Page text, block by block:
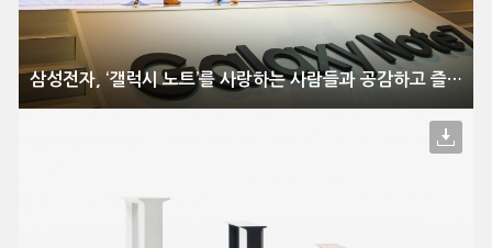
삼성전자, ‘갤럭시 노트’를 사랑하는 사람들과 공감하고 즐기는 특별한 축제 ‘노트 7 페스티벌’ 개최